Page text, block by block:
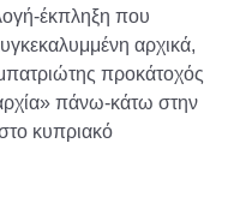
έκπληξη που
αρχικά,
προκάτοχός
πάνω-κάτω στην
κυπριακό